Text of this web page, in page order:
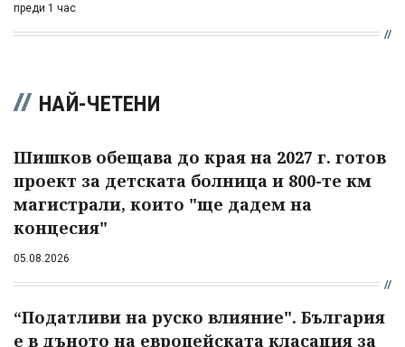
преди 1 час
НАЙ-ЧЕТЕНИ
Шишков обещава до края на 2027 г. готов
проект за детската болница и 800-те км
магистрали, които "ще дадем на
концесия"
05.08.2026
“Податливи на руско влияние". България
е в дъното на европейската класация за